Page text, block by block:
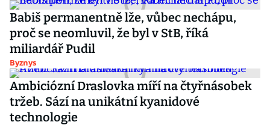
Babiš permanentně lže, vůbec nechápu,
proč se neomluvil, že byl v StB, říká
miliardář Pudil
Byznys
Ambiciózní Draslovka míří na čtyřnásobek
tržeb. Sází na unikátní kyanidové
technologie